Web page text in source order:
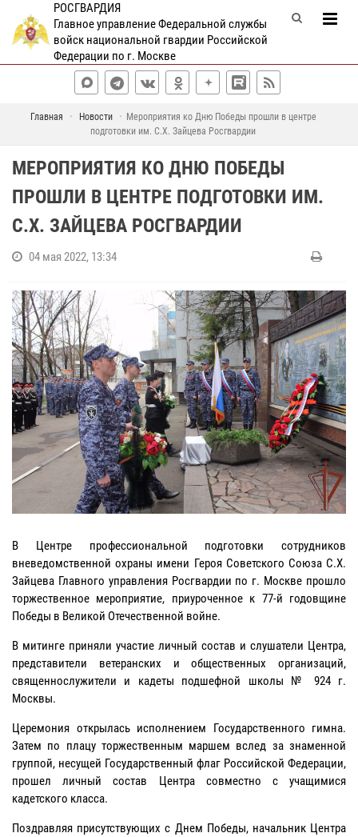
РОСГВАРДИЯ
Главное управление Федеральной службы
войск национальной гвардии Российской
Федерации по г. Москве
Главная Новости
Мероприятия ко Дню Победы прошли в центре
подготовки им. С.Х. Зайцева Росгвардии
МЕРОПРИЯТИЯ КО ДНЮ ПОБЕДЫ
ПРОШЛИ В ЦЕНТРЕ ПОДГОТОВКИ ИМ.
С.Х. ЗАЙЦЕВА РОСГВАРДИИ
04 мая 2022, 13:34
В Центре профессиональной подготовки сотрудников
вневедомственной охраны имени Героя Советского Союза С.Х.
Зайцева Главного управления Росгвардии по г. Москве прошло
торжественное мероприятие, приуроченное к 77-й годовщине
Победы в Великой Отечественной войне.
В митинге приняли участие личный состав и слушатели Центра,
представители ветеранских и общественных организаций,
священнослужители и кадеты подшефной школы № 924 г.
Москвы.
Церемония открылась исполнением Государственного гимна.
Затем по плацу торжественным маршем вслед за знаменной
группой, несущей Государственный флаг Российской Федерации,
прошел личный состав Центра совместно с учащимися
кадетского класса.
Поздравляя присутствующих с Днем Победы, начальник Центра